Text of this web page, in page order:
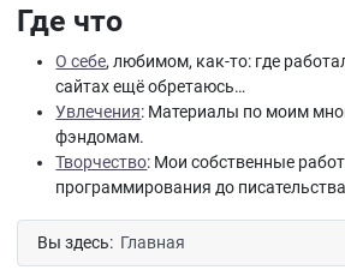
Где что
О себе, любимом, как-то: где
сайтах ещё обретаюсь…
Увлечения: Материалы по моим
фэндомам.
Творчество: Мои собственные
программирования до
Вы здесь: Главная